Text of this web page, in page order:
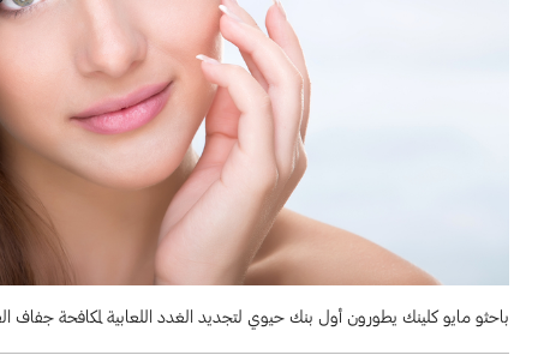
باحثو مايو كلينك يطورون أول بنك حيوي لتجديد الغدد اللعابية لمكافحة جفاف